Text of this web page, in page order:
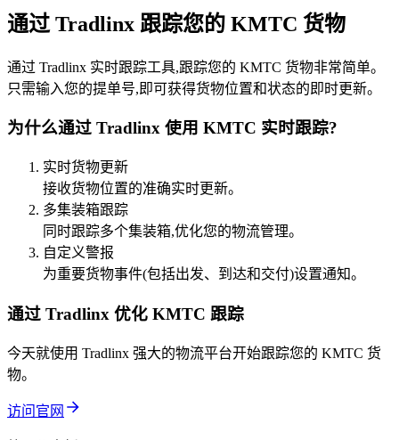
通过 Tradlinx 跟踪您的 KMTC 货物
通过 Tradlinx 实时跟踪工具,跟踪您的 KMTC 货物非常简单。
只需输入您的提单号,即可获得货物位置和状态的即时更新。
为什么通过 Tradlinx 使用 KMTC 实时跟踪?
实时货物更新
接收货物位置的准确实时更新。
多集装箱跟踪
同时跟踪多个集装箱,优化您的物流管理。
自定义警报
为重要货物事件(包括出发、到达和交付)设置通知。
通过 Tradlinx 优化 KMTC 跟踪
今天就使用 Tradlinx 强大的物流平台开始跟踪您的 KMTC 货
物。
访问官网